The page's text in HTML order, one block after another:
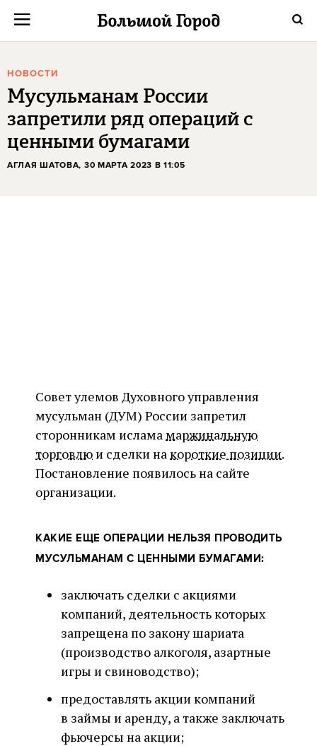
НОВОСТИ
Мусульманам России
запретили ряд операций с
ценными бумагами
АГЛАЯ ШАТОВА, 30 МАРТА 2023 В 11:05
Совет улемов Духовного управления
мусульман (ДУМ) России запретил
сторонникам исламамаржинальную
торговлюи сделки накороткие позиции.
Постановление появилось на сайте
организации.
КАКИЕ ЕЩЕ ОПЕРАЦИИ НЕЛЬЗЯ ПРОВОДИТЬ
МУСУЛЬМАНАМ С ЦЕННЫМИ БУМАГАМИ:
заключать сделки с акциями
компаний, деятельность которых
запрещена по закону шариата
(производство алкоголя, азартные
игры и свиноводство);
предоставлять акции компаний
в займы и аренду, а также заключать
фьючерсы на акции;